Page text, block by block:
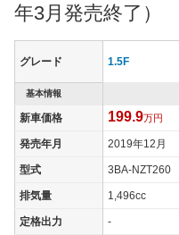
の1.5F Lパッケージ。
年3月発売終了）
グレード 1.5F
基本情報
新車価格 199.9万円
発売年月 2019年12月
型式 3BA-NZT260
排気量 1,496cc
定格出力 -